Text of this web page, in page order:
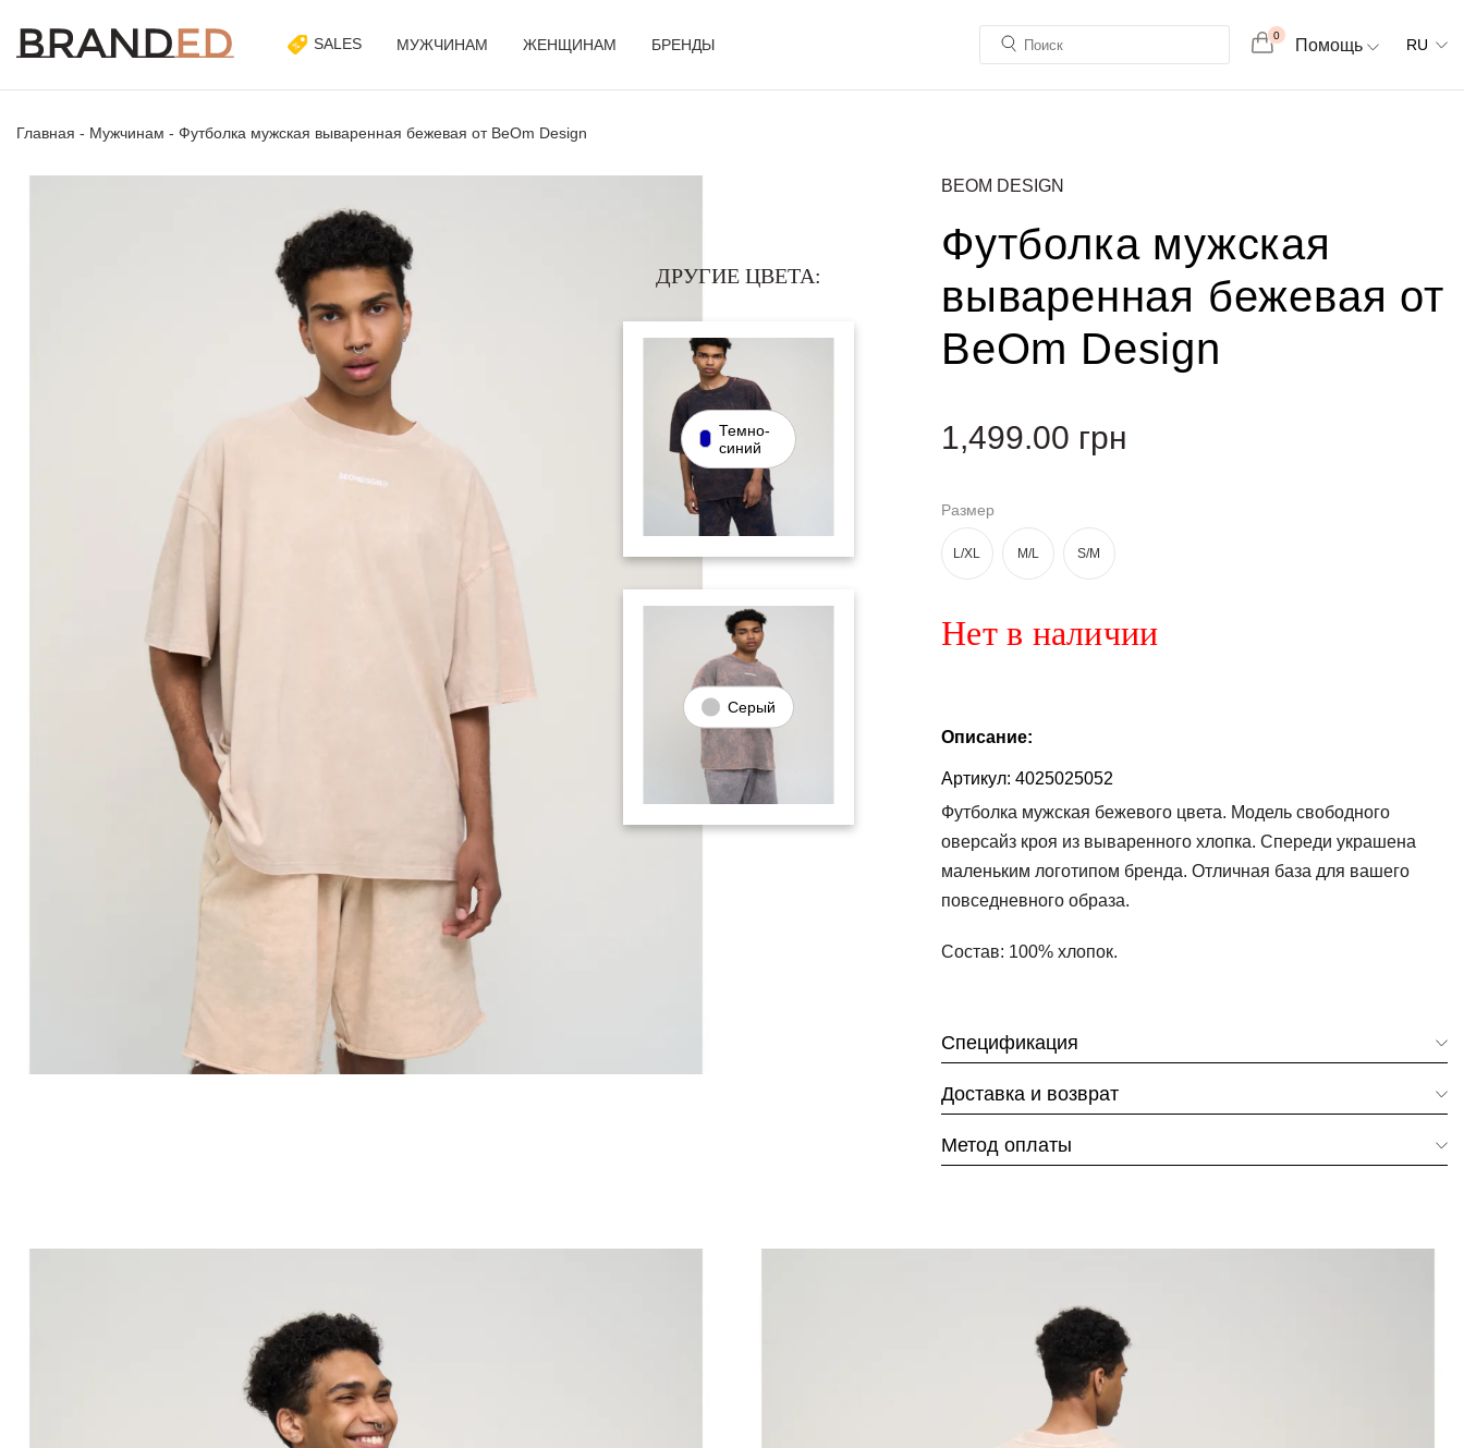
SALES МУЖЧИНАМ ЖЕНЩИНАМ БРЕНДЫ
0
Помощь RU
Главная - Мужчинам - Футболка мужская вываренная бежевая от BeOm Design
ДРУГИЕ ЦВЕТА:
Темно-
синий
Серый
BEOM DESIGN
Футболка мужская
вываренная бежевая от
BeOm Design
1,499.00 грн
Размер
L/XL M/L S/M
Нет в наличии
Описание:
Артикул: 4025025052
Футболка мужская бежевого цвета. Модель свободного
оверсайз кроя из вываренного хлопка. Спереди украшена
маленьким логотипом бренда. Отличная база для вашего
повседневного образа.
Состав: 100% хлопок.
Спецификация
Доставка и возврат
Метод оплаты